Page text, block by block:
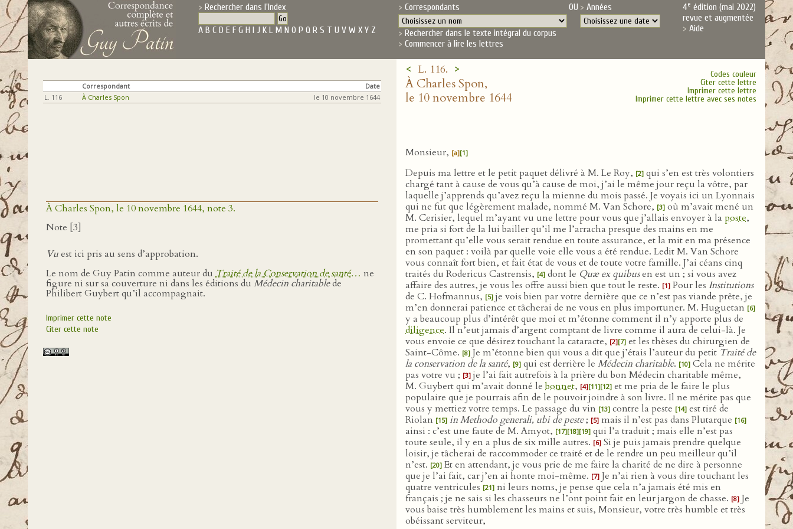
Rechercher dans l'Index
A B C D E F G H I J K L M N O P Q R S T U V W X Y Z
Correspondants OU Années
Rechercher dans le texte intégral du corpus
Commencer à lire les lettres
4e édition (mai 2022)
revue et augmentée
Aide